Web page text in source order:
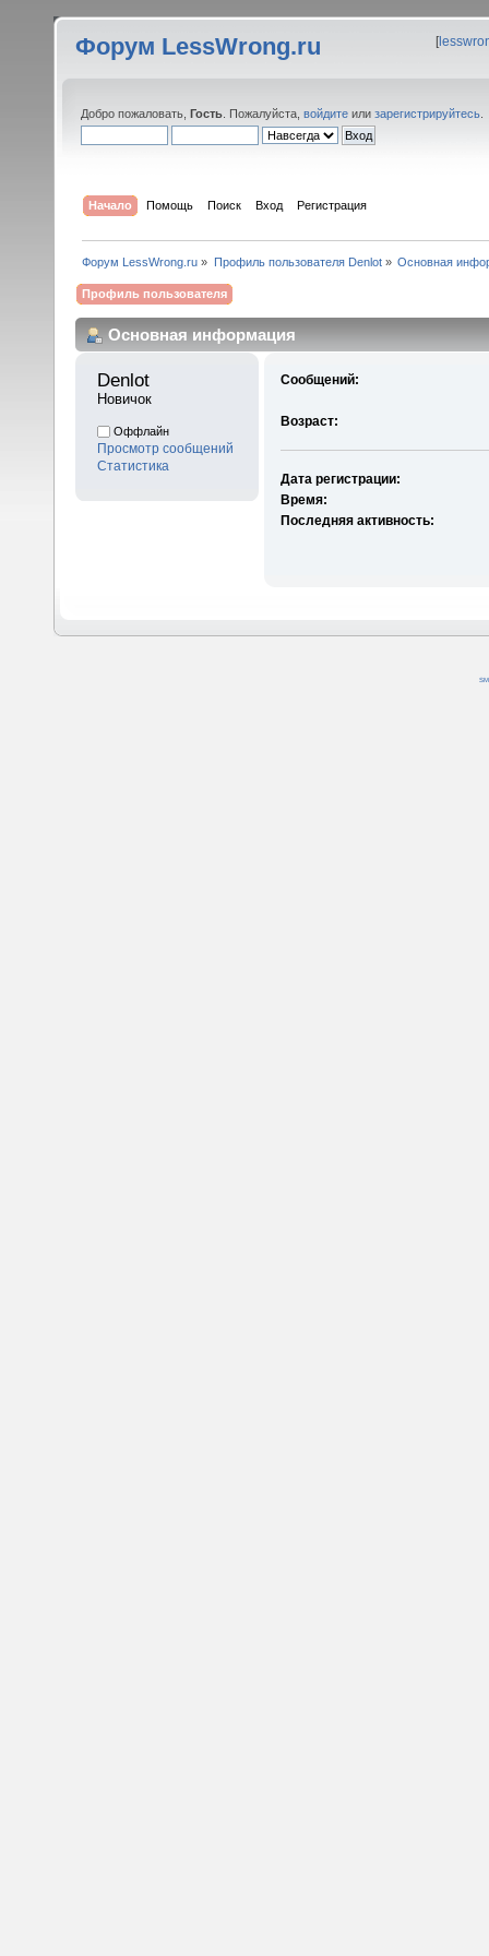
Форум LessWrong.ru [
Добро пожаловать, Гость . Пожалуйста, войдите или зарегистрируйтесь
Начало Помощь Поиск Вход Регистрация
Форум LessWrong.ru » Профиль пользователя Denlot» Основная
Профиль пользователя
Основная информация
Denlot
Новичок
Оффлайн
Просмотр сообщений
Статистика
Сообщений:
Возраст:
Дата регистрации:
Время:
Последняя активность: